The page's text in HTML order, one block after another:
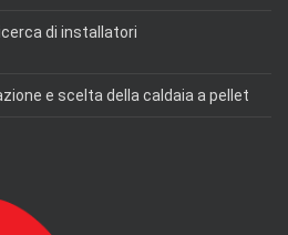
di installatori
e scelta della caldaia a pellet